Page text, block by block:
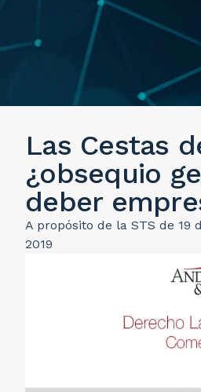
Las Cestas
¿obsequio
deber
A propósito de la STS de 19
2019